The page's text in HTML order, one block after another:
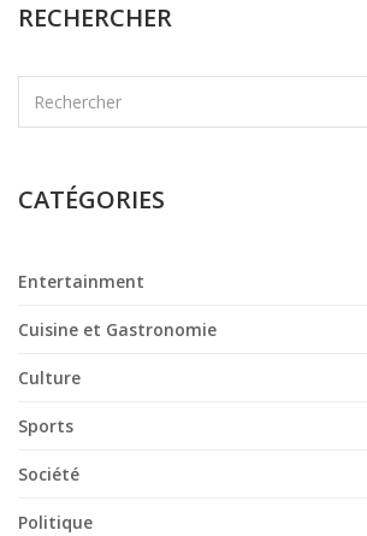
RECHERCHER
CATÉGORIES
Entertainment
Cuisine et Gastronomie
Culture
Sports
Société
Politique